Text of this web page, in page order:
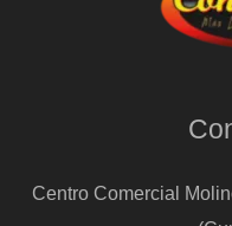
Centro Comercial